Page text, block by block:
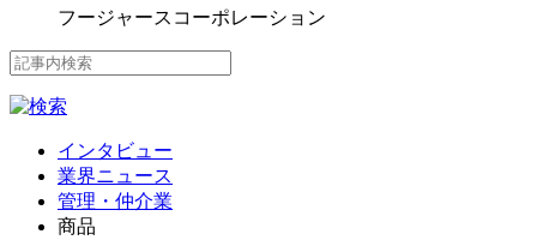
フージャースコーポレーション
インタビュー
業界ニュース
管理・仲介業
商品